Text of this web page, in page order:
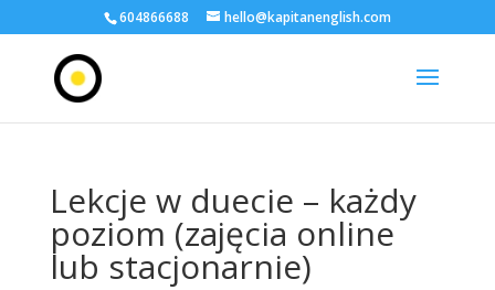
604866688 hello@kapitanenglish.com
Lekcje w duecie – każdy
poziom (zajęcia online
lub stacjonarnie)